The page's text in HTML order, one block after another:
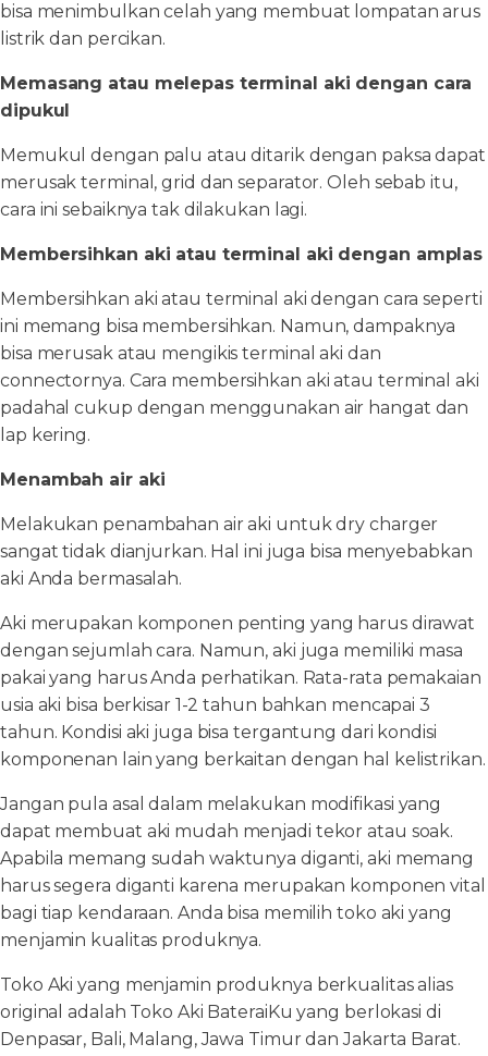
bisa menimbulkan celah yang membuat lompatan arus
listrik dan percikan.
Memasang atau melepas terminal aki dengan cara
dipukul
Memukul dengan palu atau ditarik dengan paksa dapat
merusak terminal, grid dan separator. Oleh sebab itu,
cara ini sebaiknya tak dilakukan lagi.
Membersihkan aki atau terminal aki dengan amplas
Membersihkan aki atau terminal aki dengan cara seperti
ini memang bisa membersihkan. Namun, dampaknya
bisa merusak atau mengikis terminal aki dan
connectornya. Cara membersihkan aki atau terminal aki
padahal cukup dengan menggunakan air hangat dan
lap kering.
Menambah air aki
Melakukan penambahan air aki untuk dry charger
sangat tidak dianjurkan. Hal ini juga bisa menyebabkan
aki Anda bermasalah.
Aki merupakan komponen penting yang harus dirawat
dengan sejumlah cara. Namun, aki juga memiliki masa
pakai yang harus Anda perhatikan. Rata-rata pemakaian
usia aki bisa berkisar 1-2 tahun bahkan mencapai 3
tahun. Kondisi aki juga bisa tergantung dari kondisi
komponenan lain yang berkaitan dengan hal kelistrikan.
Jangan pula asal dalam melakukan modifikasi yang
dapat membuat aki mudah menjadi tekor atau soak.
Apabila memang sudah waktunya diganti, aki memang
harus segera diganti karena merupakan komponen vital
bagi tiap kendaraan. Anda bisa memilih toko aki yang
menjamin kualitas produknya.
Toko Aki yang menjamin produknya berkualitas alias
original adalah Toko Aki BateraiKu yang berlokasi di
Denpasar, Bali, Malang, Jawa Timur dan Jakarta Barat.